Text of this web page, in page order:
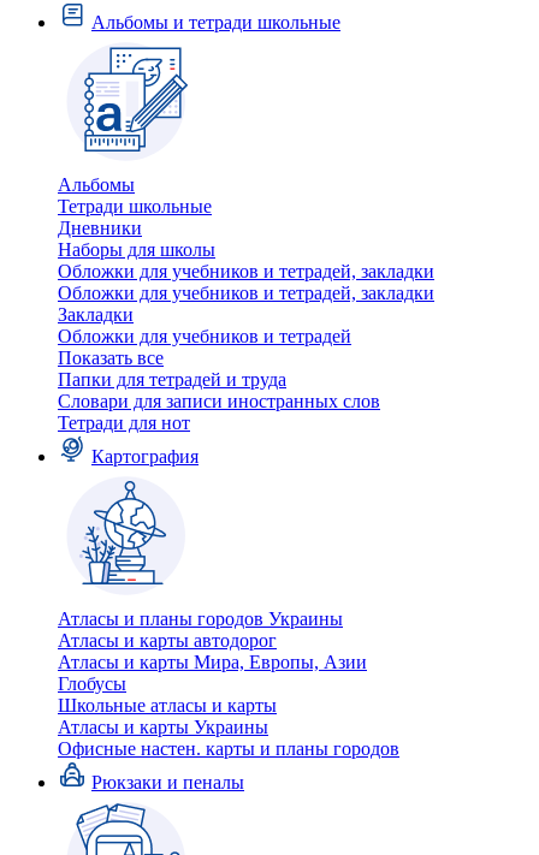
Альбомы и тетради школьные
Альбомы
Тетради школьные
Дневники
Наборы для школы
Обложки для учебников и тетрадей, закладки
Обложки для учебников и тетрадей, закладки
Закладки
Обложки для учебников и тетрадей
Показать все
Папки для тетрадей и труда
Словари для записи иностранных слов
Тетради для нот
Картография
Атласы и планы городов Украины
Атласы и карты автодорог
Атласы и карты Мира, Европы, Азии
Глобусы
Школьные атласы и карты
Атласы и карты Украины
Офисные настен. карты и планы городов
Рюкзаки и пеналы